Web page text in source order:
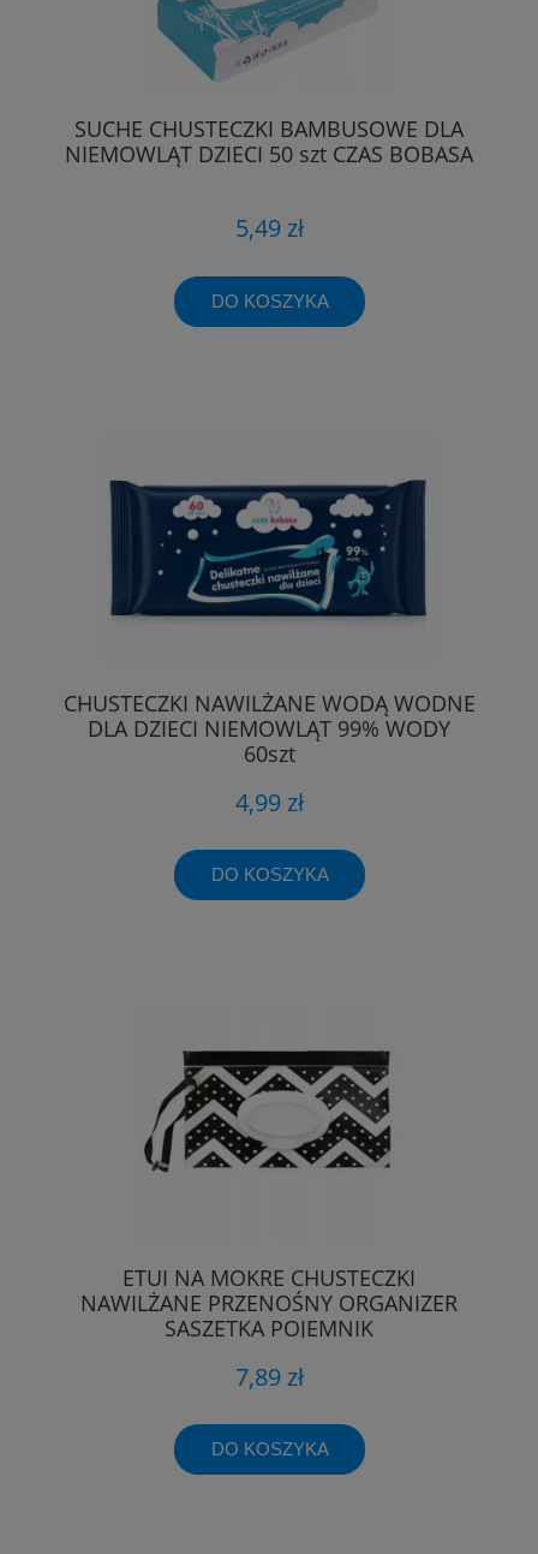
SUCHE CHUSTECZKI BAMBUSOWE DLA
NIEMOWLĄT DZIECI 50 szt CZAS BOBASA
5,49 zł
DO KOSZYKA
CHUSTECZKI NAWILŻANE WODĄ WODNE
DLA DZIECI NIEMOWLĄT 99% WODY
60szt
4,99 zł
DO KOSZYKA
ETUI NA MOKRE CHUSTECZKI
NAWILŻANE PRZENOŚNY ORGANIZER
SASZETKA POJEMNIK
7,89 zł
DO KOSZYKA